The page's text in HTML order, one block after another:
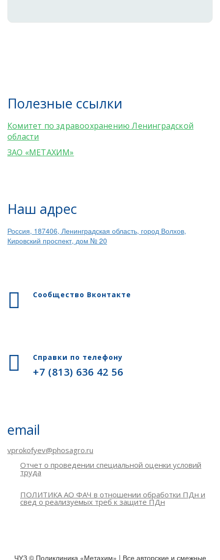
Полезные ссылки
Комитет по здравоохранению Ленинградской
области
ЗАО «МЕТАХИМ»
Наш адрес
Россия, 187406, Ленинградская область, город Волхов,
Кировский проспект, дом № 20
Сообщество Вконтакте
Справки по телефону
+7 (813) 636 42 56
email
vprokofyev@phosagro.ru
Отчет о проведении специальной оценки условий
труда
ПОЛИТИКА АО ФАЧ в отношении обработки ПДн и
свед о реализуемых треб к защите ПДн
ЧУЗ © Поликлиника «Метахим» | Все авторские и смежные